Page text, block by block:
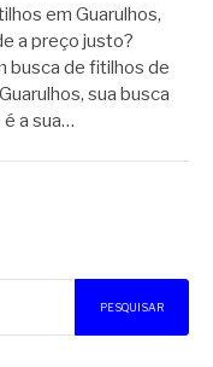
em Guarulhos,
a preço justo?
busca de fitilhos de
sua busca
a sua…
PESQUISAR